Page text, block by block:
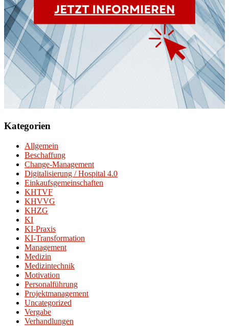
Kategorien
Allgemein
Beschaffung
Change-Management
Digitalisierung / Hospital 4.0
Einkaufsgemeinschaften
KHTVF
KHVVG
KHZG
KI
KI-Praxis
KI-Transformation
Management
Medizin
Medizintechnik
Motivation
Personalführung
Projektmanagement
Uncategorized
Vergabe
Verhandlungen